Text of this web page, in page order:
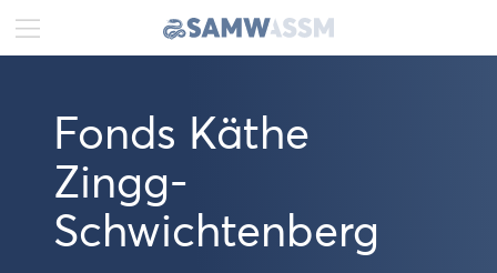
Ac­tua­li­tés
Pu­bli­ca­tions
Fonds Käthe
Zingg-​
Schwichtenberg